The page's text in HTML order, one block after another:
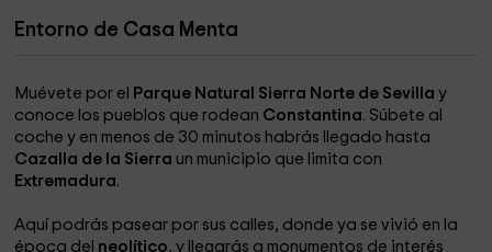
Entorno de Casa Menta
Muévete por el Parque Natural Sierra Norte de Sevilla y
conoce los pueblos que rodean Constantina. Súbete al
coche y en menos de 30 minutos habrás llegado hasta
Cazalla de la Sierra un municipio que limita con
Extremadura.
Aquí podrás pasear por sus calles, donde ya se vivió en la
época del neolítico, y llegarás a monumentos de interés